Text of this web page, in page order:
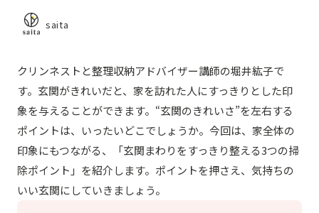
saita
クリンネストと整理収納アドバイザー講師の堀井紘子で
す。玄関がきれいだと、家を訪れた人にすっきりとした印
象を与えることができます。“玄関のきれいさ”を左右する
ポイントは、いったいどこでしょうか。今回は、家全体の
印象にもつながる、「玄関まわりをすっきり整える3つの掃
除ポイント」を紹介します。ポイントを押さえ、気持ちの
いい玄関にしていきましょう。